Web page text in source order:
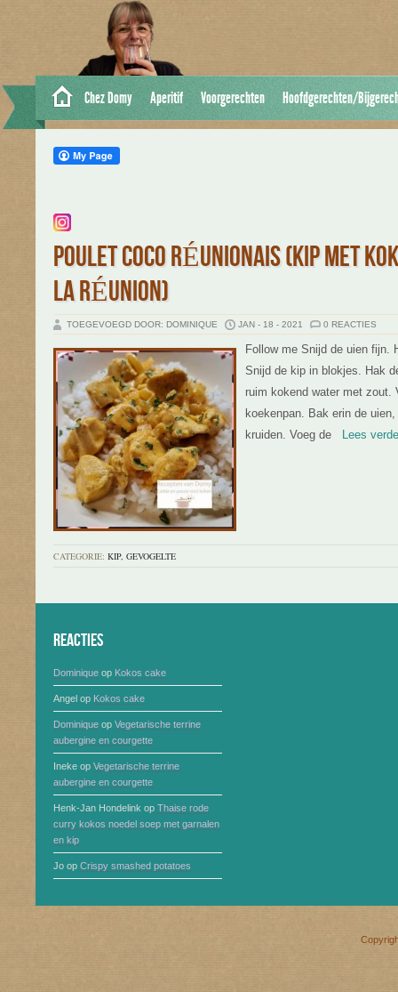
Chez Domy Aperitif Voorgerechten Hoofdgerechten/
POULET COCO RÉUNIONAIS (KIP MET
LA RÉUNION)
TOEGEVOEGD DOOR: DOMINIQUE JAN - 18 - 2021 0 REACTIES
Follow me Snijd de uien fijn.
Snijd de kip in blokjes. Hak
ruim kokend water met zout.
koekenpan. Bak erin de
kruiden. Voeg de Lees
CATEGORIE: KIP, GEVOGELTE
Reacties
Dominique op Kokos cake
Angel op Kokos cake
Dominique op Vegetarische terrine
aubergine en courgette
Ineke op Vegetarische terrine
aubergine en courgette
Henk-Jan Hondelink op Thaise rode
curry kokos noedel soep met garnalen
en kip
Jo op Crispy smashed potatoes